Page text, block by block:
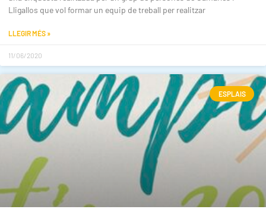
Lligallos que vol formar un equip de treball per realitzar
LLEGIR MÉS »
11/06/2020
ESPLAIS